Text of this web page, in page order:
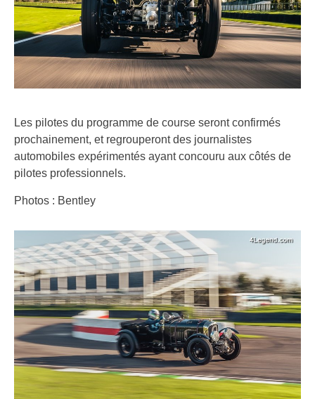
Les pilotes du programme de course seront confirmés
prochainement, et regrouperont des journalistes
automobiles expérimentés ayant concouru aux côtés de
pilotes professionnels.
Photos : Bentley